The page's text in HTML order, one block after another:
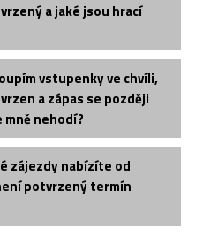
a jaké jsou hrací
vstupenky ve chvíli,
a zápas se později
nehodí?
zájezdy nabízíte od
potvrzený termín